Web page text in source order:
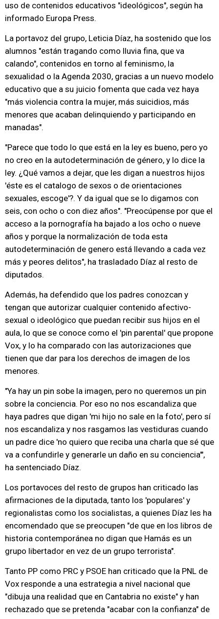
uso de contenidos educativos "ideológicos", según ha
informado Europa Press.
La portavoz del grupo, Leticia Díaz, ha sostenido que los
alumnos "están tragando como lluvia fina, que va
calando", contenidos en torno al feminismo, la
sexualidad o la Agenda 2030, gracias a un nuevo modelo
educativo que a su juicio fomenta que cada vez haya
"más violencia contra la mujer, más suicidios, más
menores que acaban delinquiendo y participando en
manadas".
"Parece que todo lo que está en la ley es bueno, pero yo
no creo en la autodeterminación de género, y lo dice la
ley. ¿Qué vamos a dejar, que les digan a nuestros hijos
'éste es el catalogo de sexos o de orientaciones
sexuales, escoge'?. Y da igual que se lo digamos con
seis, con ocho o con diez años". "Preocúpense por que el
acceso a la pornografía ha bajado a los ocho o nueve
años y porque la normalización de toda esta
autodeterminación de genero está llevando a cada vez
más y peores delitos", ha trasladado Díaz al resto de
diputados.
Además, ha defendido que los padres conozcan y
tengan que autorizar cualquier contenido afectivo-
sexual o ideológico que puedan recibir sus hijos en el
aula, lo que se conoce como el 'pin parental' que propone
Vox, y lo ha comparado con las autorizaciones que
tienen que dar para los derechos de imagen de los
menores.
"Ya hay un pin sobe la imagen, pero no queremos un pin
sobre la conciencia. Por eso no nos escandaliza que
haya padres que digan 'mi hijo no sale en la foto', pero sí
nos escandaliza y nos rasgamos las vestiduras cuando
un padre dice 'no quiero que reciba una charla que sé que
va a confundirle y generarle un daño en su conciencia'",
ha sentenciado Díaz.
Los portavoces del resto de grupos han criticado las
afirmaciones de la diputada, tanto los 'populares' y
regionalistas como los socialistas, a quienes Díaz les ha
encomendado que se preocupen "de que en los libros de
historia contemporánea no digan que Hamás es un
grupo libertador en vez de un grupo terrorista".
Tanto PP como PRC y PSOE han criticado que la PNL de
Vox responde a una estrategia a nivel nacional que
"dibuja una realidad que en Cantabria no existe" y han
rechazado que se pretenda "acabar con la confianza" de